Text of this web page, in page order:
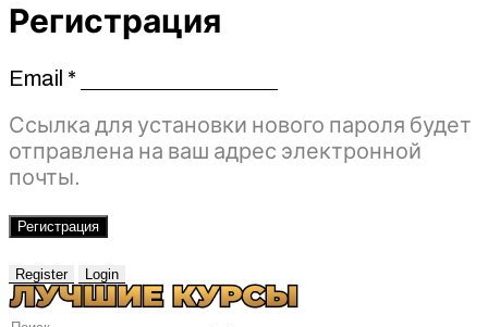
Регистрация
Email *Обязательно
Ссылка для установки нового пароля будет
отправлена ​​на ваш адрес электронной
почты.
Регистрация
Register Login